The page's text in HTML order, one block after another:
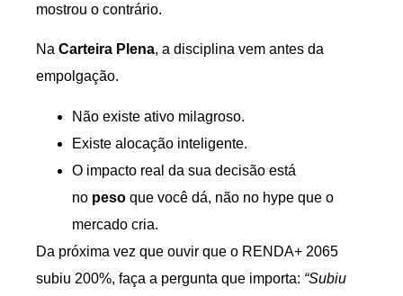
mostrou o contrário.
Na Carteira Plena, a disciplina vem antes da
empolgação.
Não existe ativo milagroso.
Existe alocação inteligente.
O impacto real da sua decisão está
no peso que você dá, não no hype que o
mercado cria.
Da próxima vez que ouvir que o RENDA+ 2065
subiu 200%, faça a pergunta que importa: “Subiu